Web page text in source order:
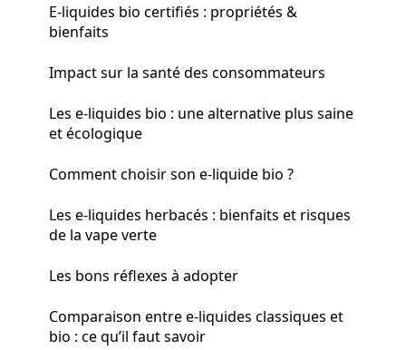
E-liquides bio certifiés : propriétés &
bienfaits
Impact sur la santé des consommateurs
Les e-liquides bio : une alternative plus saine
et écologique
Comment choisir son e-liquide bio ?
Les e-liquides herbacés : bienfaits et risques
de la vape verte
Les bons réflexes à adopter
Comparaison entre e-liquides classiques et
bio : ce qu’il faut savoir